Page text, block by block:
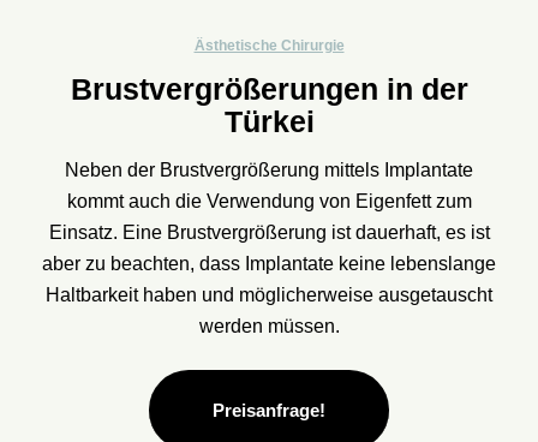
Ästhetische Chirurgie
Brustvergrößerungen in der
Türkei
Neben der Brustvergrößerung mittels Implantate
kommt auch die Verwendung von Eigenfett zum
Einsatz. Eine Brustvergrößerung ist dauerhaft, es ist
aber zu beachten, dass Implantate keine lebenslange
Haltbarkeit haben und möglicherweise ausgetauscht
werden müssen.
Preisanfrage!